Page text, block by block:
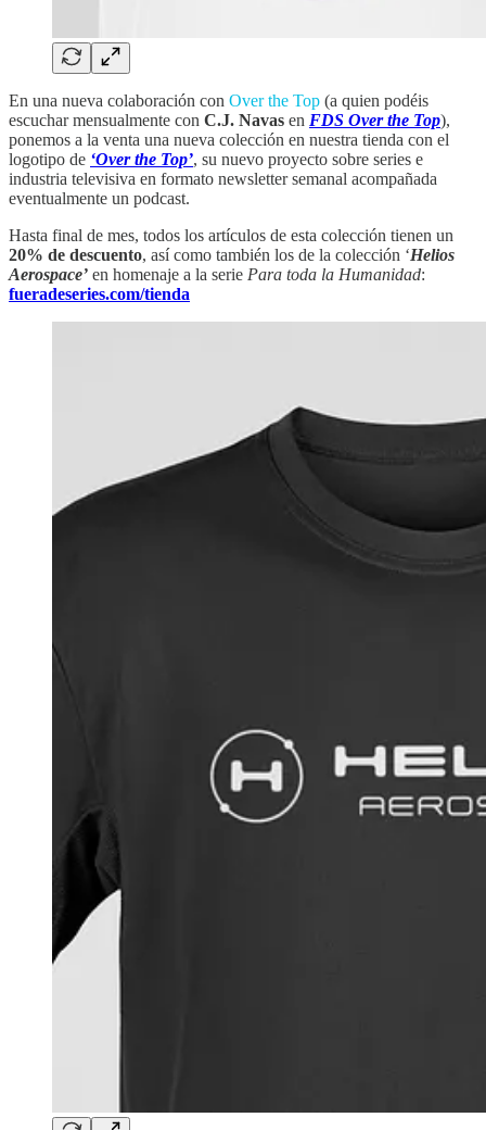
En una nueva colaboración con Over the Top (a quien podéis
escuchar mensualmente con C.J. Navas en FDS Over the Top),
ponemos a la venta una nueva colección en nuestra tienda con el
logotipo de ‘Over the Top’, su nuevo proyecto sobre series e
industria televisiva en formato newsletter semanal acompañada
eventualmente un podcast.
Hasta final de mes, todos los artículos de esta colección tienen un
20% de descuento, así como también los de la colección ‘Helios
Aerospace’ en homenaje a la serie Para toda la Humanidad:
fueradeseries.com/tienda